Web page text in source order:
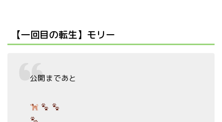
【一回目の転生】モリー
公開まであと